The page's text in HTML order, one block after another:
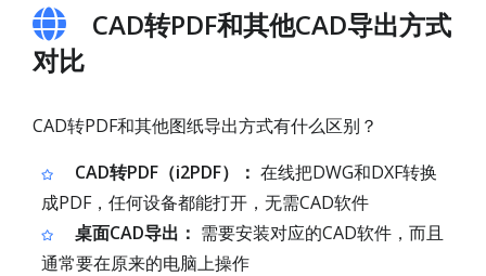
CAD转PDF和其他CAD导出方式
对比
CAD转PDF和其他图纸导出方式有什么区别？
CAD转PDF（i2PDF）： 在线把DWG和DXF转换
成PDF，任何设备都能打开，无需CAD软件
桌面CAD导出： 需要安装对应的CAD软件，而且
通常要在原来的电脑上操作